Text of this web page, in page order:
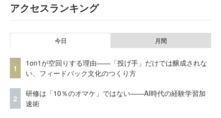
アクセスランキング
今日 月間
1
1on1が空回りする理由——「投げ手」だけでは醸成されな
い、フィードバック文化のつくり方
2
研修は「10％のオマケ」ではない——AI時代の経験学習加
速術